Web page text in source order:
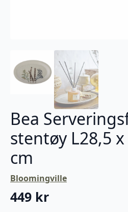
Bea
stentøy L28,5
cm
Bloomingville
449 kr